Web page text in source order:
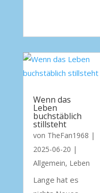
Wenn das
Leben
buchstäblich
stillsteht
von TheFan1968 |
2025-06-20 |
Allgemein, Leben
Lange hat es